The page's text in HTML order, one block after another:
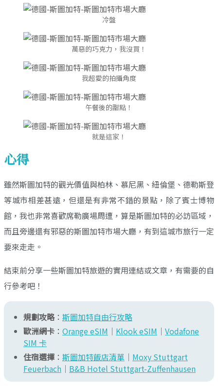
冷盤
萬惡的巧克力，我沒買！
我超愛的拍攝角度
午餐後的甜點！
就是這家！
心得
雖然斯圖加特的觀光價值與柏林、慕尼黑、紐倫堡、德勒斯登
等城市相差甚遠，但還是有非常不錯的景點，除了賓士博物
館，我也非常喜歡席勒廣場周遭，算是斯圖加特的必訪區域，
而且旁邊還有邪惡的斯圖加特市場大廳，有到這城市旅行一定
要來走走。
結束前分享一些斯圖加特旅遊的實用連結或文章，有需要的自
行參考吧！
規劃攻略： 斯圖加特自由行攻略
歐洲網卡 ： Orange eSIM ｜ Klook eSIM ｜ Vodafone
SIM 卡
住宿選擇 ： 斯圖加特飯店清單 ｜ Moxy Stuttgart
Feuerbach ｜ B&B Hotel Stuttgart-Zuffenhausen